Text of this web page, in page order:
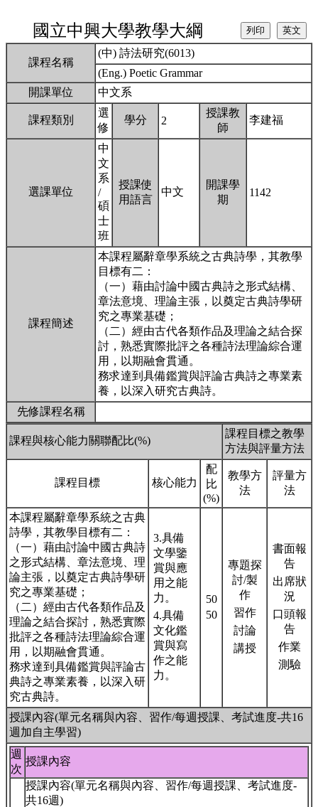
國立中興大學教學大綱
課程名稱
(中) 詩法研究(6013)
(Eng.) Poetic Grammar
開課單位
中文系
課程類別
選
修
學分 2
授課教
師
李建福
選課單位
中
文
系
/
碩
士
班
授課使
用語言
中文
開課學
期
1142
課程簡述
本課程屬辭章學系統之古典詩學，其教學
目標有二：
（一）藉由討論中國古典詩之形式結構、
章法意境、理論主張，以奠定古典詩學研
究之專業基礎；
（二）經由古代各類作品及理論之結合探
討，熟悉實際批評之各種詩法理論綜合運
用，以期融會貫通。
務求達到具備鑑賞與評論古典詩之專業素
養，以深入研究古典詩。
先修課程名稱
課程與核心能力關聯配比(%)
課程目標之教學
方法與評量方法
課程目標 核心能力
配
比
(%)
教學方
法
評量方
法
本課程屬辭章學系統之古典
詩學，其教學目標有二：
（一）藉由討論中國古典詩
之形式結構、章法意境、理
論主張，以奠定古典詩學研
究之專業基礎；
（二）經由古代各類作品及
理論之結合探討，熟悉實際
批評之各種詩法理論綜合運
用，以期融會貫通。
務求達到具備鑑賞與評論古
典詩之專業素養，以深入研
究古典詩。
3.具備
文學鑒
賞與應
用之能
力。
4.具備
文化鑑
賞與寫
作之能
力。
50
50
專題探
討/製
作
習作
討論
講授
書面報
告
出席狀
況
口頭報
告
作業
測驗
授課內容(單元名稱與內容、習作/每週授課、考試進度-共16
週加自主學習)
週
次
授課內容
授課內容(單元名稱與內容、習作/每週授課、考試進度-
共16週)